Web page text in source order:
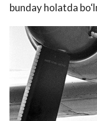
bunday holatda